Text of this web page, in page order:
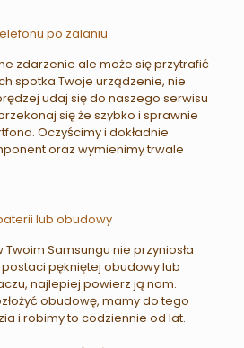
po zalaniu
zdarzenie ale może się przytrafić
spotka Twoje urządzenie, nie
udaj się do naszego serwisu
się że szybko i sprawnie
Oczyścimy i dokładnie
oraz wymienimy trwale
lub obudowy
Samsungu nie przyniosła
pękniętej obudowy lub
najlepiej powierz ją nam.
obudowę, mamy do tego
i robimy to codziennie od lat.